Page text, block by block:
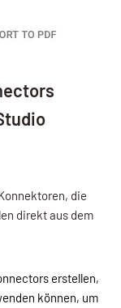
die
direkt aus dem
erstellen,
können, um